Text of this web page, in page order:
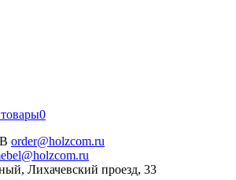
0
order@holzcom.ru
Лихачевский проезд, 33